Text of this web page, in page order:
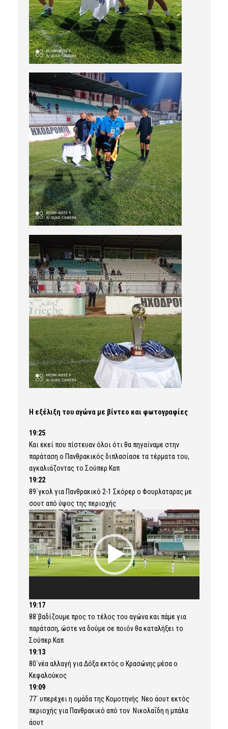
Η εξέλιξη του αγώνα με βίντεο και φωτογραφίες
19:25
Και εκεί που πίστευαν όλοι ότι θα πηγαίναμε στην
παράταση ο Πανθρακικός διπλασίασε τα τέρματα του,
αγκαλιάζοντας το Σούπερ Καπ
19:22
89΄γκολ για Πανθρακικό 2-1 Σκόρερ ο Φουρλαταρας με
σουτ από ύψος της περιοχής
Πρόγραμμα
Αναπαραγωγής
Βίντεο
Βίντεο
19:17
88΄βαδίζουμε προς το τέλος του αγώνα και πάμε για
παράταση, ώστε να δούμε σε ποιόν θα καταλήξει το
Σούπερ Καπ
19:13
80΄νέα αλλαγή για Δόξα εκτός ο Κρασώνης μέσα ο
Κεφαλούκος
19:09
77΄ υπερέχει η ομάδα της Κομοτηνής. Νεο άουτ εκτός
περιοχής για Πανθρακικό από τον Νικολαΐδη η μπάλα
άουτ